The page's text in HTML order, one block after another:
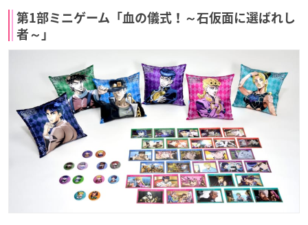
第1部ミニゲーム「血の儀式！～石仮面に選ばれし
者～」